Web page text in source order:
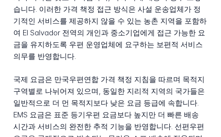
습니다. 이러한 가격 책정 접근 방식은 사설 운송업체가 정
기적인 서비스를 제공하지 않을 수 있는 농촌 지역을 포함하
여 El Salvador 전역의 개인과 중소기업에게 접근 가능한 요
금을 유지하도록 우편 운영업체에 요구하는 보편적 서비스
의무를 반영합니다.
국제 요금은 만국우편연합 가격 책정 지침을 따르며 목적지
구역별로 나뉘어져 있으며, 동일한 지리적 지역의 국가들은
일반적으로 더 먼 목적지보다 낮은 요금 등급에 속합니다.
EMS 요금은 표준 등기우편 요금보다 높지만 더 빠른 배송
시간과 서비스의 완전한 추적 기능을 반영합니다. 선편우편